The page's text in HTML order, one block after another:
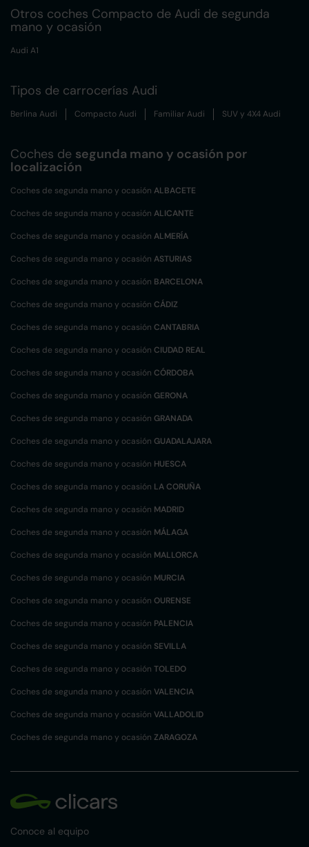
Otros coches Compacto de Audi de segunda
mano y ocasión
Audi A1
Tipos de carrocerías Audi
Berlina Audi Compacto Audi Familiar Audi SUV y 4X4 Audi
Coches de segunda mano y ocasión por
localización
Coches de segunda mano y ocasión ALBACETE
Coches de segunda mano y ocasión ALICANTE
Coches de segunda mano y ocasión ALMERÍA
Coches de segunda mano y ocasión ASTURIAS
Coches de segunda mano y ocasión BARCELONA
Coches de segunda mano y ocasión CÁDIZ
Coches de segunda mano y ocasión CANTABRIA
Coches de segunda mano y ocasión CIUDAD REAL
Coches de segunda mano y ocasión CÓRDOBA
Coches de segunda mano y ocasión GERONA
Coches de segunda mano y ocasión GRANADA
Coches de segunda mano y ocasión GUADALAJARA
Coches de segunda mano y ocasión HUESCA
Coches de segunda mano y ocasión LA CORUÑA
Coches de segunda mano y ocasión MADRID
Coches de segunda mano y ocasión MÁLAGA
Coches de segunda mano y ocasión MALLORCA
Coches de segunda mano y ocasión MURCIA
Coches de segunda mano y ocasión OURENSE
Coches de segunda mano y ocasión PALENCIA
Coches de segunda mano y ocasión SEVILLA
Coches de segunda mano y ocasión TOLEDO
Coches de segunda mano y ocasión VALENCIA
Coches de segunda mano y ocasión VALLADOLID
Coches de segunda mano y ocasión ZARAGOZA
Conoce al equipo